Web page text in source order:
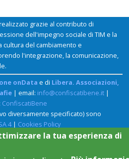
grazie al contributo di
dell'impegno sociale di TIM e la
del cambiamento e
l'integrazione, la comunicazione,
onData e di Libera. Associazioni,
| email: info@confiscatibene.it |
ConfiscatiBene
diversamente specificato) sono
4| Cookies Policy
la tua esperienza di